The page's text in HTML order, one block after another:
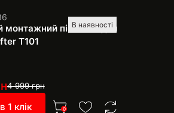
В наявності
монтажний пістолет для
Т101
4 999грн
1 клік 0